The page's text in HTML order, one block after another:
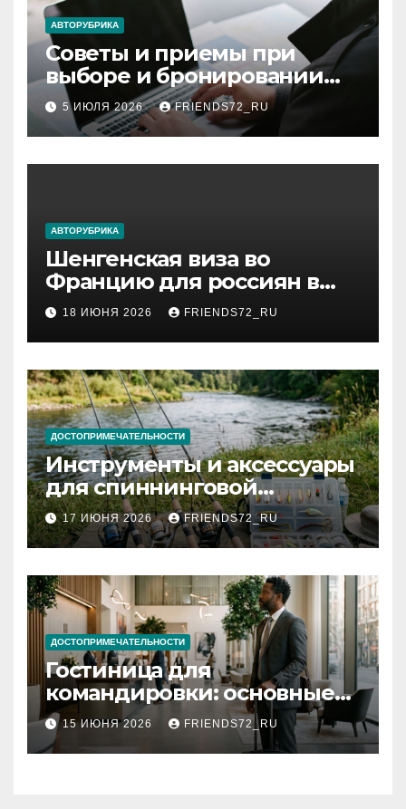
АВТОРУБРИКА
Советы и приемы при
выборе и бронировании
авиабилетов
5 ИЮЛЯ 2026 FRIENDS72_RU
АВТОРУБРИКА
Шенгенская виза во
Францию для россиян в
2026 году: сроки от 3 дней
и список необходимых
документов
18 ИЮНЯ 2026 FRIENDS72_RU
ДОСТОПРИМЕЧАТЕЛЬНОСТИ
Инструменты и аксессуары
для спиннинговой
рыбалки: назначение и
типы
17 ИЮНЯ 2026 FRIENDS72_RU
ДОСТОПРИМЕЧАТЕЛЬНОСТИ
Гостиница для
командировки: основные
критерии выбора
15 ИЮНЯ 2026 FRIENDS72_RU